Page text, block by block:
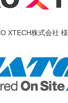
XTECH株式会社 様